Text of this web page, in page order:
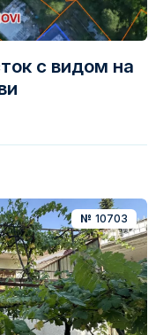
с видом на
№ 10703